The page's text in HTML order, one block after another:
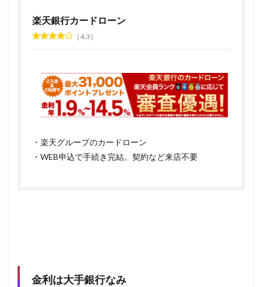
楽天銀行カードローン
4.3
・楽天グループのカードローン
・WEB申込で手続き完結。契約など来店不要
金利は大手銀行なみ